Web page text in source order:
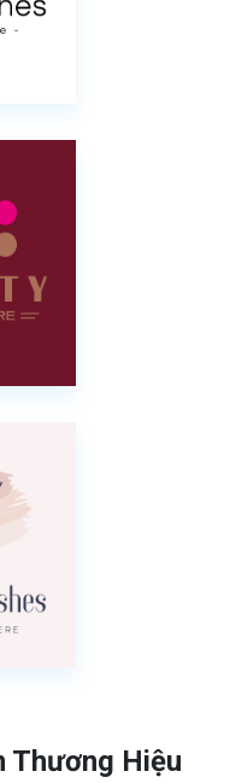
Thương Hiệu